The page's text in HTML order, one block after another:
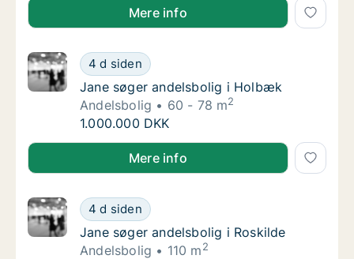
Jeg søger andelsbolig i Helsingør
Mere info
Jane søger andelsbolig i Holbæk
4 d siden
Jane søger andelsbolig i Holbæk
Jane søger andelsbolig i Holbæk
Andelsbolig
60 - 78 m2
Jane søger andelsbolig i Holbæk
1.000.000 DKK
Jane søger andelsbolig i Holbæk
Mere info
Jane søger andelsbolig i Roskilde
4 d siden
Jane søger andelsbolig i Roskilde
Jane søger andelsbolig i Roskilde
Andelsbolig
110 m2